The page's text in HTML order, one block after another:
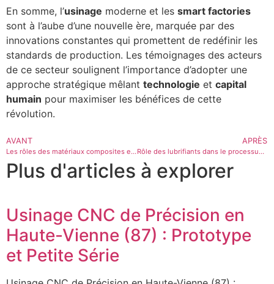
En somme, l’usinage moderne et les smart factories
sont à l’aube d’une nouvelle ère, marquée par des
innovations constantes qui promettent de redéfinir les
standards de production. Les témoignages des acteurs
de ce secteur soulignent l’importance d’adopter une
approche stratégique mêlant technologie et capital
humain pour maximiser les bénéfices de cette
révolution.
AVANT
Les rôles des matériaux composites en usinage
APRÈS
Rôle des lubrifiants dans le processus d’usinage
Plus d'articles à explorer
Usinage CNC de Précision en
Haute-Vienne (87) : Prototype
et Petite Série